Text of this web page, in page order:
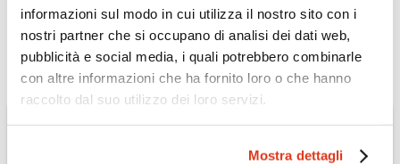
informazioni sul modo in cui utilizza il nostro sito con i
nostri partner che si occupano di analisi dei dati web,
pubblicità e social media, i quali potrebbero combinarle
con altre informazioni che ha fornito loro o che hanno
raccolto dal suo utilizzo dei loro servizi.
Mostra dettagli
Scopri il Tour »